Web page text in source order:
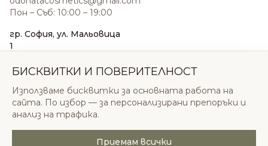
Пон – Съб: 10:00 – 19:00
гр. София, ул. Мальовица
1
sales@odonatacosmetics.com
Нед: 11:00 – 18:00
БИСКВИТКИ И ПОВЕРИТЕЛНОСТ
Използваме бисквитки за основната работа на
сайта. По избор — за персонализирани препоръки и
анализ на трафика.
Приемам всички